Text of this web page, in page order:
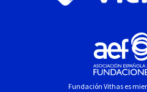
Fundación Vithas es